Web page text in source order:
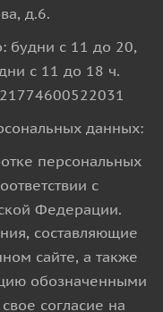
д.6.
будни с 11 до 20,
с 11 до 18 ч.
данных:
персональных
с
Федерации.
составляющие
сайте, а также
обозначенными
согласие на